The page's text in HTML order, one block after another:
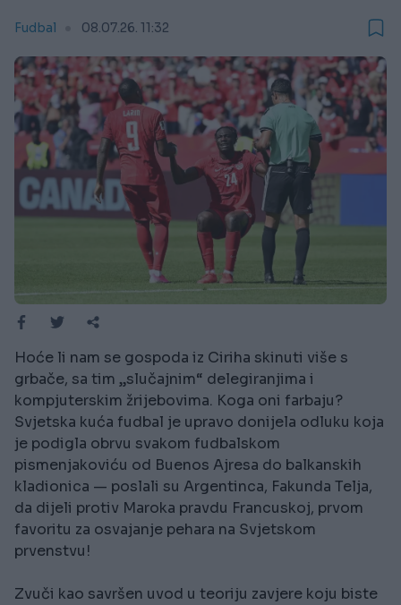
Fudbal 08.07.26. 11:32
Hoće li nam se gospoda iz Ciriha skinuti više s
grbače, sa tim „slučajnim“ delegiranjima i
kompjuterskim žrijebovima. Koga oni farbaju?
Svjetska kuća fudbal je upravo donijela odluku koja
je podigla obrvu svakom fudbalskom
pismenjakoviću od Buenos Ajresa do balkanskih
kladionica — poslali su Argentinca, Fakunda Telja,
da dijeli protiv Maroka pravdu Francuskoj, prvom
favoritu za osvajanje pehara na Svjetskom
prvenstvu!
Zvuči kao savršen uvod u teoriju zavjere koju biste